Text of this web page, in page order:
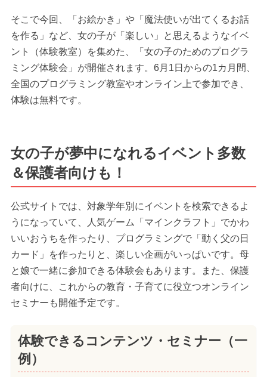
そこで今回、「お絵かき」や「魔法使いが出てくるお話
を作る」など、女の子が「楽しい」と思えるようなイベ
ント（体験教室）を集めた、「女の子のためのプログラ
ミング体験会」が開催されます。6月1日からの1カ月間、
全国のプログラミング教室やオンライン上で参加でき、
体験は無料です。
女の子が夢中になれるイベント多数
＆保護者向けも！
公式サイトでは、対象学年別にイベントを検索できるよ
うになっていて、人気ゲーム「マインクラフト」でかわ
いいおうちを作ったり、プログラミングで「動く父の日
カード」を作ったりと、楽しい企画がいっぱいです。母
と娘で一緒に参加できる体験会もあります。また、保護
者向けに、これからの教育・子育てに役立つオンライン
セミナーも開催予定です。
体験できるコンテンツ・セミナー（一
例）